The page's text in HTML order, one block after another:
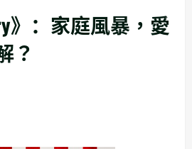
》：家庭風暴，愛
？